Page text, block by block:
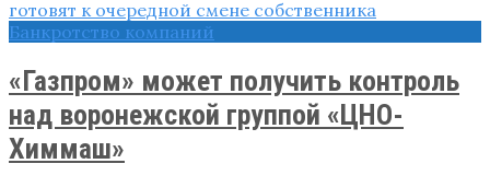
Банкротство компаний
«Газпром» может получить контроль
над воронежской группой «ЦНО-
Химмаш»